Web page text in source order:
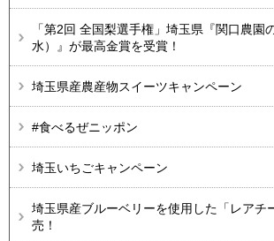
「第2回 全国梨選手権」埼玉県『関口農園
水）』が最高金賞を受賞！
埼玉県産農産物スイーツキャンペーン
#食べるぜニッポン
埼玉いちごキャンペーン
埼玉県産ブルーベリーを使用した「レアチ
売！​​​​​​